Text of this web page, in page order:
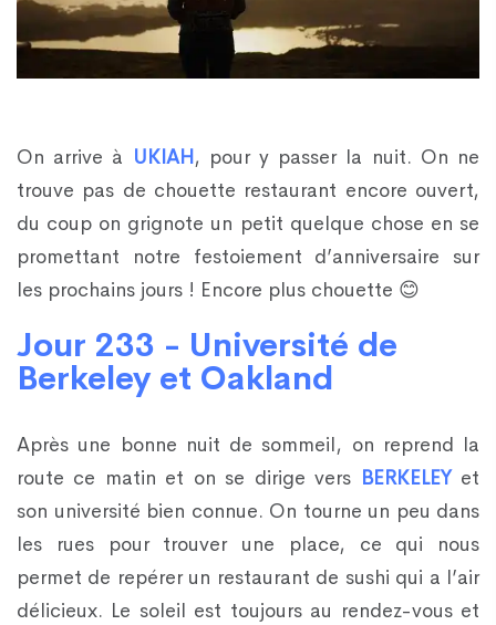
On arrive à UKIAH, pour y passer la nuit. On ne
trouve pas de chouette restaurant encore ouvert,
du coup on grignote un petit quelque chose en se
promettant notre festoiement d’anniversaire sur
les prochains jours ! Encore plus chouette 😊
Jour 233 - Université de
Berkeley et Oakland
Après une bonne nuit de sommeil, on reprend la
route ce matin et on se dirige vers BERKELEYet
son université bien connue. On tourne un peu dans
les rues pour trouver une place, ce qui nous
permet de repérer un restaurant de sushi qui a l’air
délicieux. Le soleil est toujours au rendez-vous et